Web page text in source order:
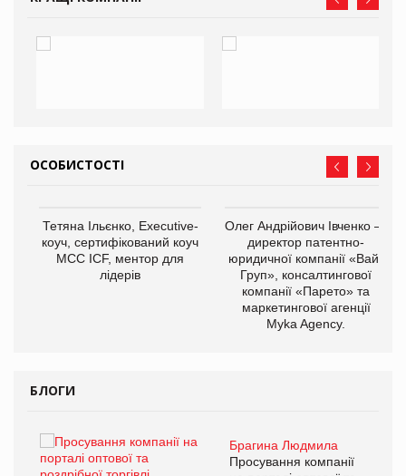
ОСОБИСТОСТІ
Тетяна Ільєнко, Executive-
коуч, сертифікований коуч
МСС ICF, ментор для
лідерів
Олег Андрійович Івченко —
директор патентно-
юридичної компанії «Вайз
Груп», консалтингової
компанії «Парето» та
маркетингової агенції
Myka Agency.
БЛОГИ
Брагина Людмила
Просування компанії